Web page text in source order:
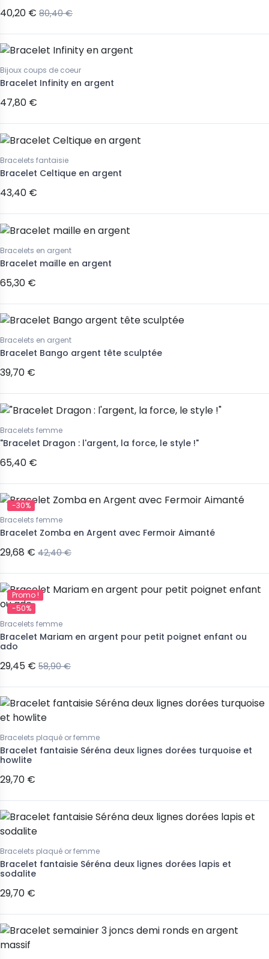
40,20 € 80,40 €
Bijoux coups de coeur
Bracelet Infinity en argent
47,80 €
Bracelets fantaisie
Bracelet Celtique en argent
43,40 €
Bracelets en argent
Bracelet maille en argent
65,30 €
Bracelets en argent
Bracelet Bango argent tête sculptée
39,70 €
Bracelets femme
"Bracelet Dragon : l'argent, la force, le style !"
65,40 €
-30%
Bracelets femme
Bracelet Zomba en Argent avec Fermoir Aimanté
29,68 € 42,40 €
Promo !
-50%
Bracelets femme
Bracelet Mariam en argent pour petit poignet enfant ou
ado
29,45 € 58,90 €
Bracelets plaqué or femme
Bracelet fantaisie Séréna deux lignes dorées turquoise et
howlite
29,70 €
Bracelets plaqué or femme
Bracelet fantaisie Séréna deux lignes dorées lapis et
sodalite
29,70 €